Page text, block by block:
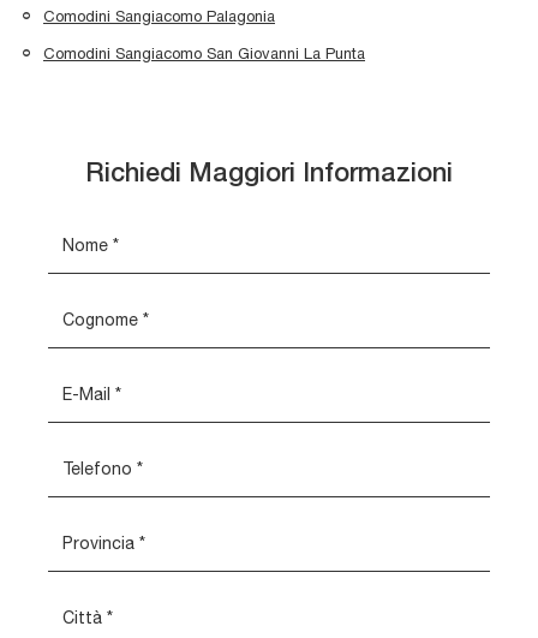
Comodini Sangiacomo Palagonia
Comodini Sangiacomo San Giovanni La Punta
Richiedi Maggiori Informazioni